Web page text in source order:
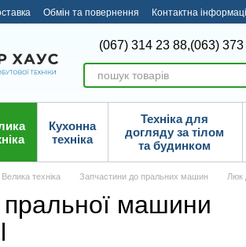
контентуОбмін та повернення Контактна
(067) 314 23 88,(063)
Кухонна
техніка
Техніка для
догляду за тілом
та будинком
Велика техніка Запчастини до пральних машин Люк
машини